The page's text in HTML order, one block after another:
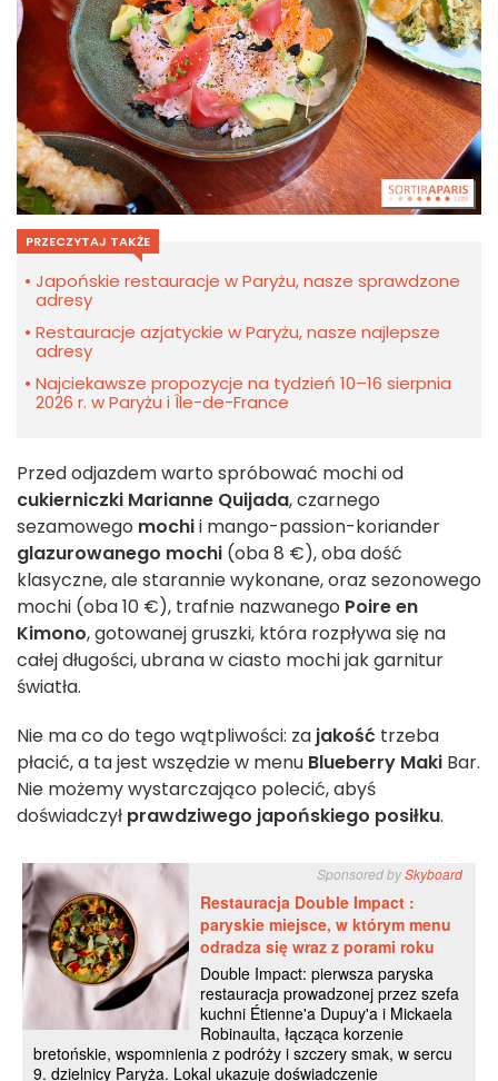
PRZECZYTAJ TAKŻE
Japońskie restauracje w Paryżu, nasze sprawdzone
adresy
Restauracje azjatyckie w Paryżu, nasze najlepsze
adresy
Najciekawsze propozycje na tydzień 10–16 sierpnia
2026 r. w Paryżu i Île-de-France
Przed odjazdem warto spróbować mochi od
cukierniczki Marianne Quijada, czarnego
sezamowego mochii mango-passion-koriander
glazurowanego mochi (oba 8 €), oba dość
klasyczne, ale starannie wykonane, oraz sezonowego
mochi (oba 10 €), trafnie nazwanego Poire en
Kimono, gotowanej gruszki, która rozpływa się na
całej długości, ubrana w ciasto mochi jak garnitur
światła.
Nie ma co do tego wątpliwości: za jakość trzeba
płacić, a ta jest wszędzie w menu Blueberry Maki Bar.
Nie możemy wystarczająco polecić, abyś
doświadczył prawdziwego japońskiego posiłku.